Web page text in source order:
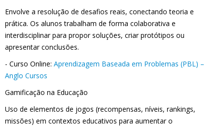
Envolve a resolução de desafios reais, conectando teoria e
prática. Os alunos trabalham de forma colaborativa e
interdisciplinar para propor soluções, criar protótipos ou
apresentar conclusões.
- Curso Online: Aprendizagem Baseada em Problemas (PBL) –
Anglo Cursos
Gamificação na Educação
Uso de elementos de jogos (recompensas, níveis, rankings,
missões) em contextos educativos para aumentar o